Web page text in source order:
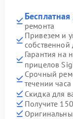
ремонта
Привезем и
собственной
Гарантия на
прицелов
Срочный
течении часа
Скидка для
Получите